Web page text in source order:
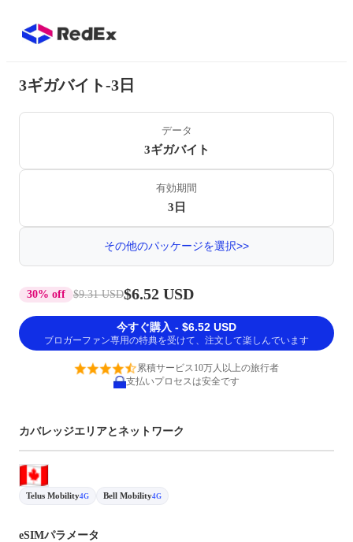
3ギガバイト-3日
データ
3ギガバイト
有効期間
3日
その他のパッケージを選択>>
30% off $9.31 USD$6.52 USD
今すぐ購入 - $6.52 USD
ブロガーファン専用の特典を受けて、注文して楽しんでいます
累積サービス10万人以上の旅行者
支払いプロセスは安全です
カバレッジエリアとネットワーク
Telus Mobility4G Bell Mobility4G
eSIMパラメータ